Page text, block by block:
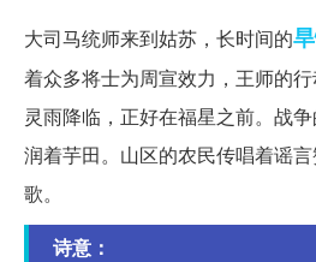
大司马统师来到姑苏，长时间的
着众多将士为周宣效力，王师的行
灵雨降临，正好在福星之前。战
润着芋田。山区的农民传唱着谣
歌。
诗意：